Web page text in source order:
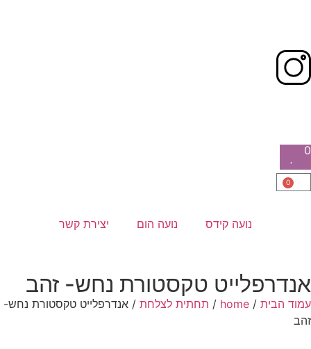
0
0
נועה קידס נועה הום יצירת קשר
אנדרפלייט טקסטורת נחש- זהב
עמוד הבית /
home
/ תחתית לצלחת / אנדרפלייט טקסטורת נחש-
זהב